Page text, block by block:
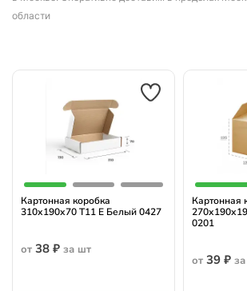
области
Картонная коробка
310х190х70 Т11 Е Белый 0427
от 38 ₽ за шт
Картонная
0201
от 39 ₽